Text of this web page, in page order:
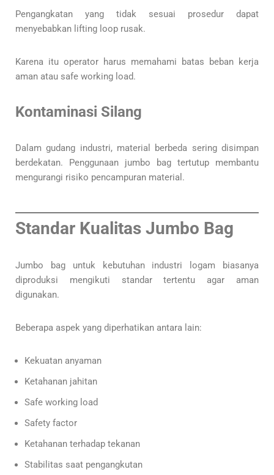
Pengangkatan yang tidak sesuai prosedur dapat
menyebabkan lifting loop rusak.
Karena itu operator harus memahami batas beban kerja
aman atau safe working load.
Kontaminasi Silang
Dalam gudang industri, material berbeda sering disimpan
berdekatan. Penggunaan jumbo bag tertutup membantu
mengurangi risiko pencampuran material.
Standar Kualitas Jumbo Bag
Jumbo bag untuk kebutuhan industri logam biasanya
diproduksi mengikuti standar tertentu agar aman
digunakan.
Beberapa aspek yang diperhatikan antara lain:
Kekuatan anyaman
Ketahanan jahitan
Safe working load
Safety factor
Ketahanan terhadap tekanan
Stabilitas saat pengangkutan